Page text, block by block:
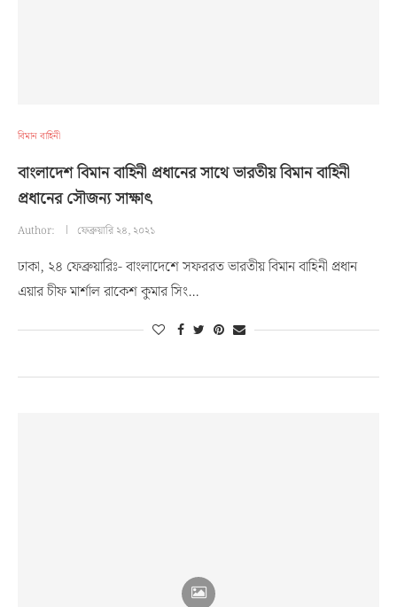
বিমান বাহিনী
বাংলাদেশ বিমান বাহিনী প্রধানের সাথে ভারতীয় বিমান বাহিনী
প্রধানের সৌজন্য সাক্ষাৎ
Author: ফেব্রুয়ারি ২৪, ২০২১
ঢাকা, ২৪ ফেব্রুয়ারিঃ- বাংলাদেশে সফররত ভারতীয় বিমান বাহিনী প্রধান
এয়ার চীফ মার্শাল রাকেশ কুমার সিং…